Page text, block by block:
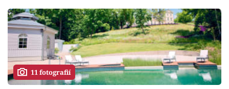
11 fotografií